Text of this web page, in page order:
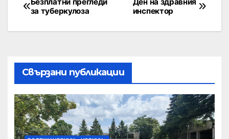
инспектор
за туберкулоза
Свързани публикации